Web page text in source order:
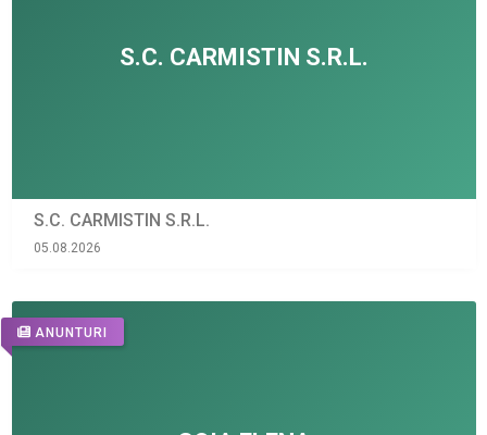
S.C. CARMISTIN S.R.L.
05.08.2026
ANUNTURI